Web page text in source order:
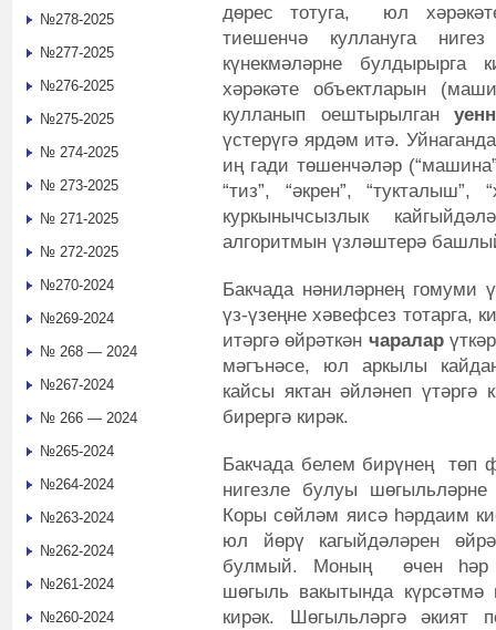
дөрес тотуга, юл
тиешенчә куллануга
күнекмәләрне
хәрәкәте объектларын
кулланып оештырылган
үстерүгә ярдәм итә.
иң гади төшенчәләр
“тиз”, “әкрен”,
куркынычсызлык
алгоритмын үзләштерә
Бакчада нәниләрнең гомуми
үз-үзеңне хәвефсез тотарга,
итәргә өйрәткән чаралар
мәгънәсе, юл аркылы
кайсы яктан әйләнеп үтәргә
бирергә кирәк.
Бакчада белем бирүнең төп
нигезле булуы
Коры сөйләм яисә һәрдаим
юл йөрү кагыйдәләрен
булмый. Моның өчен һәр
шөгыль вакытында күрсәтмә
кирәк. Шөгыльләргә әкият
№278-2025
№277-2025
№276-2025
№275-2025
№ 274-2025
№ 273-2025
№ 271-2025
№ 272-2025
№270-2024
№269-2024
№ 268 — 2024
№267-2024
№ 266 — 2024
№265-2024
№264-2024
№263-2024
№262-2024
№261-2024
№260-2024